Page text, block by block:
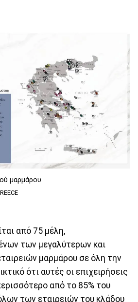
μαρμάρου
από 75 μέλη,
των μεγαλύτερων και
μαρμάρου σε όλη την
ότι αυτές οι επιχειρήσεις
από το 85% του
των εταιρειών του κλάδου